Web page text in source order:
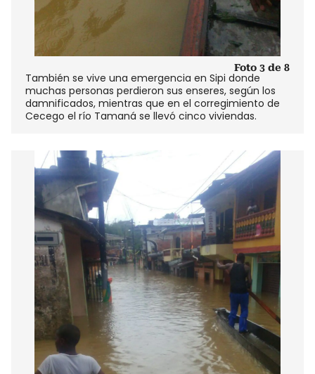
También se vive una emergencia en Sipi donde
muchas personas perdieron sus enseres, según los
damnificados, mientras que en el corregimiento de
Cecego el río Tamaná se llevó cinco viviendas.
Foto 3 de 8